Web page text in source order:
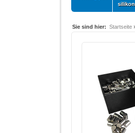
Sie sind hier: Startseite